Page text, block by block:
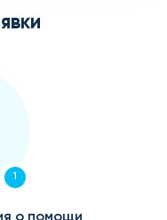
1
о помощи